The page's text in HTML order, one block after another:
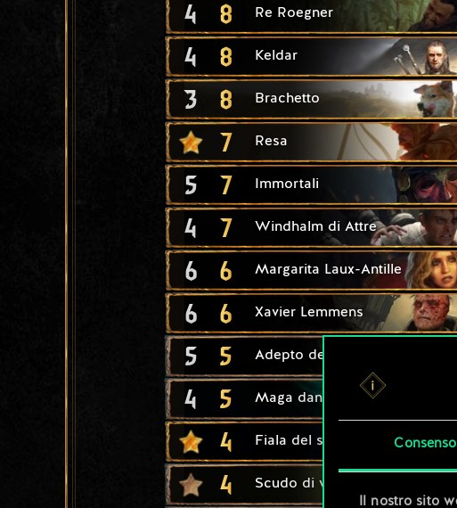
Consenso
Il nostro sito
4 8 Re Roegner
4 8 Keldar
3 8 Brachetto
7 Resa
5 7 Immortali
4 7 Windhalm di Attre
6 6 Margarita Laux-Antille
6 6 Xavier Lemmens
5 5 Adepto del Grifone
4 5 Maga dannata
4 Fiala del sapere proibito
4 Scudo di viverna